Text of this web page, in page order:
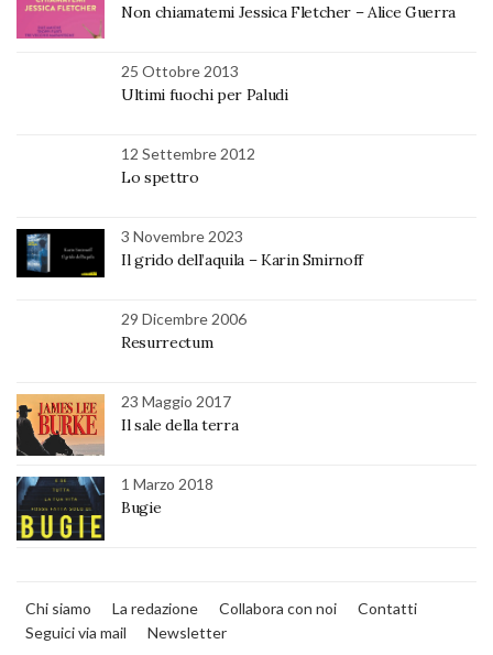
Non chiamatemi Jessica Fletcher – Alice Guerra
25 Ottobre 2013
Ultimi fuochi per Paludi
12 Settembre 2012
Lo spettro
3 Novembre 2023
Il grido dell’aquila – Karin Smirnoff
29 Dicembre 2006
Resurrectum
23 Maggio 2017
Il sale della terra
1 Marzo 2018
Bugie
Chi siamo La redazione Collabora con noi
Contatti
Seguici via mail
Newsletter